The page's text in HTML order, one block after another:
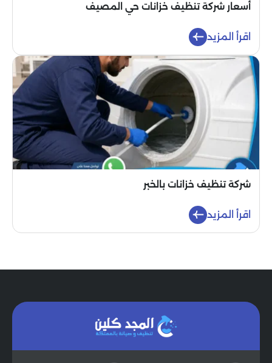
أسعار شركة تنظيف خزانات حي المصيف
اقرأ المزيد
شركة تنظيف خزانات بالخبر
اقرأ المزيد